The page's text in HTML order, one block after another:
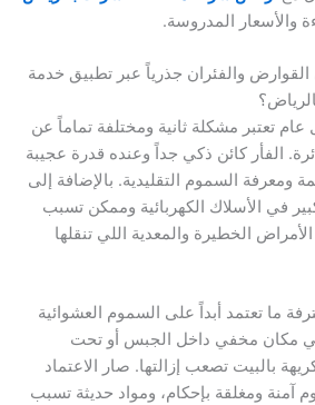
والأسعار المدروسة.
والفئران جذرياً عبر تطبيق خدمة
تعتبر مشكلة ثانية ومختلفة تماماً عن
الفأر كائن ذكي جداً وعنده قدرة عجيبة
ومعرفة السموم التقليدية. بالإضافة إلى
في الأسلاك الكهربائية وممكن تسبب
الخطيرة والمعدية اللي تنقلها
ما تعتمد أبداً على السموم العشوائية
مكان مخفي داخل الجبس أو تحت
بالبيت تصعب إزالتها. صار الاعتماد
ومغلقة بإحكام، ومواد حديثة تسبب